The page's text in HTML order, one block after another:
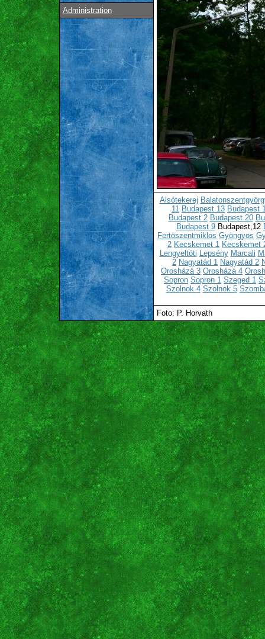
Administration
Alsótekerej
11 Budapest 13 Budapest
Budapest 2 Budapest 20
Budapest 9Budapest,12
Fertöszentmiklos Gyöngyös
2 Kecskemet 1 Kecskemet
Lengyeltóti Lepsény Marcali
2 Nagyatád 1 Nagyatád 2
Orosházá 3 Orosházá 4
Sopron Sopron 1 Szeged 1
Szolnok 4 Szolnok 5
Foto: P. Horvath